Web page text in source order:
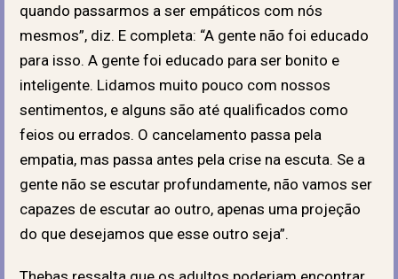
quando passarmos a ser empáticos com nós
mesmos”, diz. E completa: “A gente não foi educado
para isso. A gente foi educado para ser bonito e
inteligente. Lidamos muito pouco com nossos
sentimentos, e alguns são até qualificados como
feios ou errados. O cancelamento passa pela
empatia, mas passa antes pela crise na escuta. Se a
gente não se escutar profundamente, não vamos ser
capazes de escutar ao outro, apenas uma projeção
do que desejamos que esse outro seja”.